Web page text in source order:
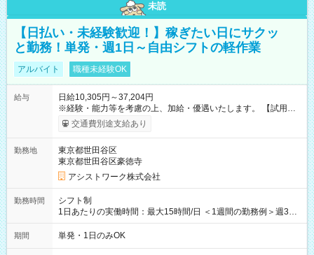
未読
【日払い・未経験歓迎！】稼ぎたい日にサクッ
と勤務！単発・週1日～自由シフトの軽作業
アルバイト 職種未経験OK
給与
日給10,305円～37,204円
※経験・能力等を考慮の上、加給・優遇いたします。 【試用期
間】試用期間なし
交通費別途支給あり
勤務地
東京都世田谷区
東京都世田谷区豪徳寺
アシストワーク株式会社
勤務時間
シフト制
1日あたりの実働時間：最大15時間/日 ＜1週間の勤務例＞週3回
勤務 勤務：月・水・金 休み：火・木・土・日 好きな時にお仕事
可能です！ ※1日あたりの最大実働時間は日勤、夜勤共に勤務し
期間 単発・1日のみOK